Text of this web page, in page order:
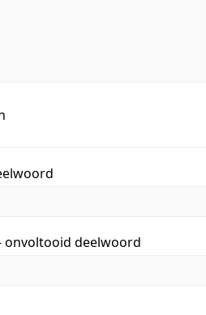
onvoltooid deelwoord